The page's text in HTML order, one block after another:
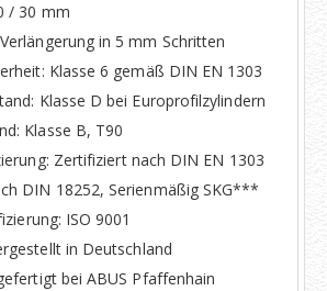
/ 30 mm
in 5 mm Schritten
Klasse 6 gemäß DIN EN 1303
Klasse D bei Europrofilzylindern
Klasse B, T90
Zertifiziert nach DIN EN 1303
DIN 18252, Serienmäßig SKG***
ISO 9001
in Deutschland
bei ABUS Pfaffenhain